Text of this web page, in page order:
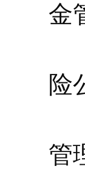
金
险
管